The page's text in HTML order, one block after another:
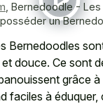
Bernedoodle - Les
un
Bernedoodles
douce. Ce sont
grâce
faciles à